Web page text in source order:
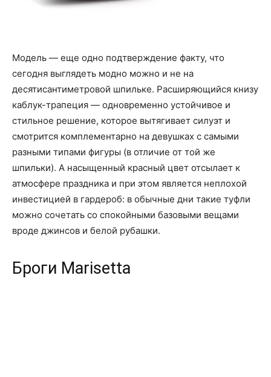
Модель — еще одно подтверждение факту, что
сегодня выглядеть модно можно и не на
десятисантиметровой шпильке. Расширяющийся книзу
каблук-трапеция — одновременно устойчивое и
стильное решение, которое вытягивает силуэт и
смотрится комплементарно на девушках с самыми
разными типами фигуры (в отличие от той же
шпильки). А насыщенный красный цвет отсылает к
атмосфере праздника и при этом является неплохой
инвестицией в гардероб: в обычные дни такие туфли
можно сочетать со спокойными базовыми вещами
вроде джинсов и белой рубашки.
Броги Marisetta